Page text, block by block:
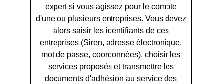
expert si vous agissez pour le compte
d'une ou plusieurs entreprises. Vous devez
alors saisir les identifiants de ces
entreprises (Siren, adresse électronique,
mot de passe, coordonnées), choisir les
services proposés et transmettre les
documents d'adhésion au service des